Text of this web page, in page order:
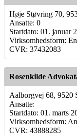
Høje Støvring 70,
Ansatte: 0
Startdato: 01. januar
Virksomhedsform:
CVR: 37432083
Rosenkilde
Aalborgvej 68, 9520
Ansatte:
Startdato: 01. marts
Virksomhedsform:
CVR: 43888285